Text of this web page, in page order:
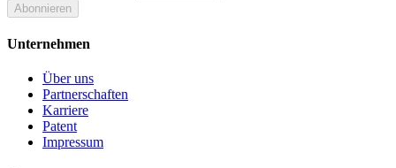
Abonnieren
Unternehmen
Über uns
Partnerschaften
Karriere
Patent
Impressum